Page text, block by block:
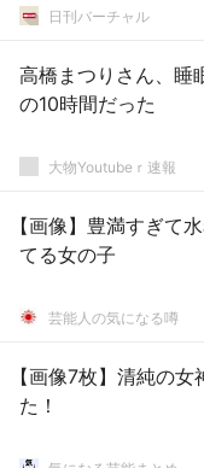
日刊バーチャル
高橋まつりさん、睡
の10時間だった
大物Youtubeｒ速報
【画像】豊満すぎて
てる女の子
芸能人の気になる噂
【画像7枚】清純の
た！